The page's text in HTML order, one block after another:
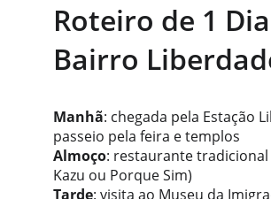
Roteiro de 1
Bairro
Manhã: chegada pela Estação
passeio pela feira e templos
Almoço: restaurante tradicional
Kazu ou Porque Sim)
Tarde: visita ao Museu da